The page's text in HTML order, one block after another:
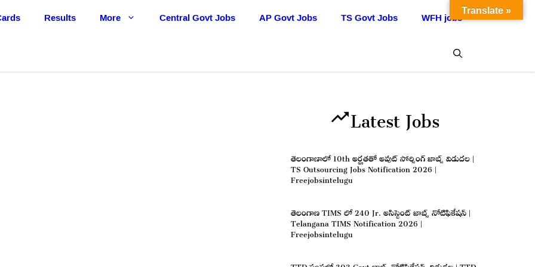
Results More Central Govt Jobs AP Govt Jobs TS Govt Jobs WFH jobs
Latest Jobs
తెలంగాణాలో 10th అర్హతతో అవుట్ సోర్సింగ్ జాబ్స్ విడుదల |
TS Outsourcing Jobs Notification 2026 |
Freejobsintelugu
తెలంగాణ TIMS లో 240 Jr. అసిస్టెంట్ జాబ్స్ నోటిఫికేషన్ |
Telangana TIMS Notification 2026 |
Freejobsintelugu
Translate »